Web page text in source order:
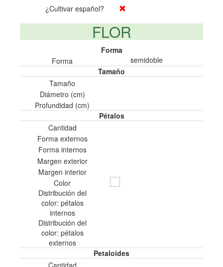
¿Cultivar español?
FLOR
Forma
Forma
semidoble
Tamaño
Tamaño
Diámetro (cm)
Profundidad (cm)
Pétalos
Cantidad
Forma externos
Forma internos
Margen exterior
Margen interior
Color
Distribución del
color: pétalos
internos
Distribución del
color: pétalos
externos
Petaloides
Cantidad